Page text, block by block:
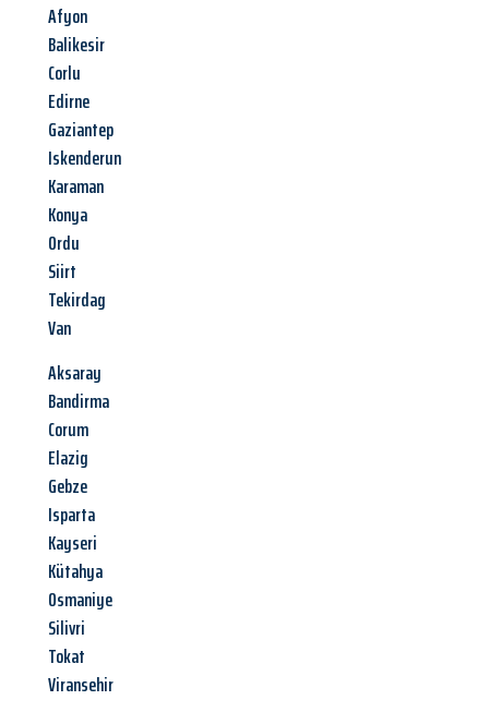
Afyon
Balikesir
Corlu
Edirne
Gaziantep
Iskenderun
Karaman
Konya
Ordu
Siirt
Tekirdag
Van
Aksaray
Bandirma
Corum
Elazig
Gebze
Isparta
Kayseri
Kütahya
Osmaniye
Silivri
Tokat
Viransehir